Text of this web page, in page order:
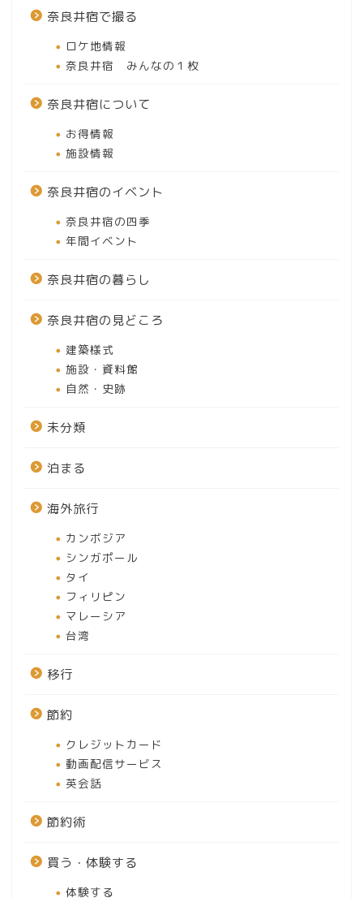
奈良井宿で撮る
ロケ地情報
奈良井宿 みんなの１枚
奈良井宿について
お得情報
施設情報
奈良井宿のイベント
奈良井宿の四季
年間イベント
奈良井宿の暮らし
奈良井宿の見どころ
建築様式
施設・資料館
自然・史跡
未分類
泊まる
海外旅行
カンボジア
シンガポール
タイ
フィリピン
マレーシア
台湾
移行
節約
クレジットカード
動画配信サービス
英会話
節約術
買う・体験する
体験する